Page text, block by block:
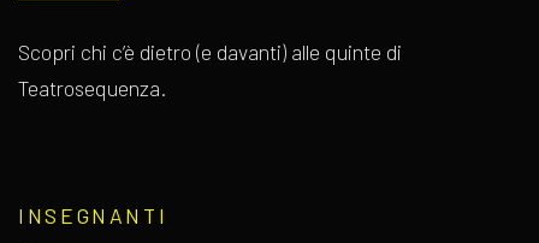
Scopri chi c’è dietro (e davanti) alle quinte di
Teatrosequenza.
INSEGNANTI